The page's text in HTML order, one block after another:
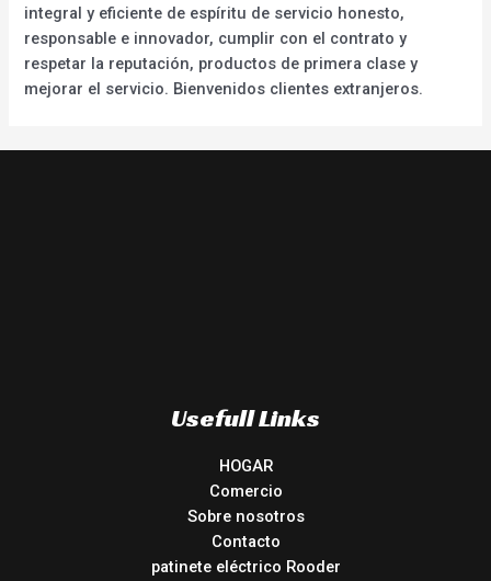
integral y eficiente de espíritu de servicio honesto,
responsable e innovador, cumplir con el contrato y
respetar la reputación, productos de primera clase y
mejorar el servicio. Bienvenidos clientes extranjeros.
Usefull Links
HOGAR
Comercio
Sobre nosotros
Contacto
patinete eléctrico Rooder